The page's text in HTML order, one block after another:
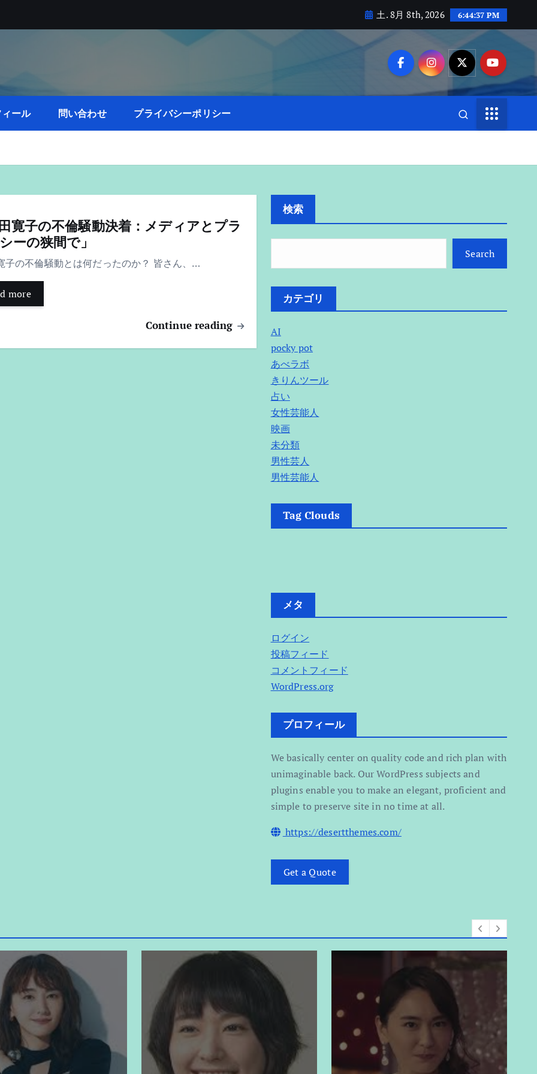
土. 8月 8th, 2026 6:44:38 PM
ール 問い合わせ プライバシーポリシー
寛子の不倫騒動決着：メディアとプラ
ーの狭間で」
の不倫騒動とは何だったのか？ 皆さん、…
more
Continue reading
検索
Search
カテゴリ
AI
pocky pot
あべラボ
きりんツール
占い
女性芸能人
映画
未分類
男性芸人
男性芸能人
Tag Clouds
メタ
ログイン
投稿フィード
コメントフィード
WordPress.org
プロフィール
We basically center on quality code and rich plan with
unimaginable back. Our WordPress subjects and
plugins enable you to make an elegant, proficient and
simple to preserve site in no time at all.
https://desertthemes.com/
Get a Quote